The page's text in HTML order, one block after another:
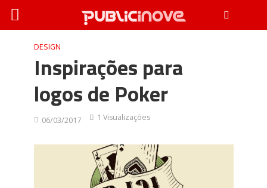
DESIGN
Inspirações para
logos de Poker
06/03/2017 1 Visualizações